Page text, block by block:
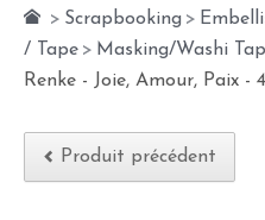
> Scrapbooking >
/ Tape > Masking/Washi
Renke - Joie, Amour, Paix -
Produit précédent